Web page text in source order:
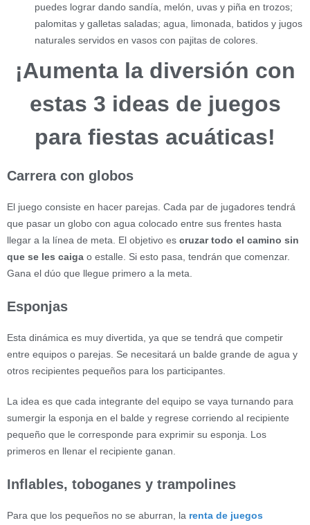
puedes lograr dando sandía, melón, uvas y piña en trozos;
palomitas y galletas saladas; agua, limonada, batidos y jugos
naturales servidos en vasos con pajitas de colores.
¡Aumenta la diversión con
estas 3 ideas de juegos
para fiestas acuáticas!
Carrera con globos
El juego consiste en hacer parejas. Cada par de jugadores tendrá
que pasar un globo con agua colocado entre sus frentes hasta
llegar a la línea de meta. El objetivo es cruzar todo el camino sin
que se les caiga o estalle. Si esto pasa, tendrán que comenzar.
Gana el dúo que llegue primero a la meta.
Esponjas
Esta dinámica es muy divertida, ya que se tendrá que competir
entre equipos o parejas. Se necesitará un balde grande de agua y
otros recipientes pequeños para los participantes.
La idea es que cada integrante del equipo se vaya turnando para
sumergir la esponja en el balde y regrese corriendo al recipiente
pequeño que le corresponde para exprimir su esponja. Los
primeros en llenar el recipiente ganan.
Inflables, toboganes y trampolines
Para que los pequeños no se aburran, la renta de juegos